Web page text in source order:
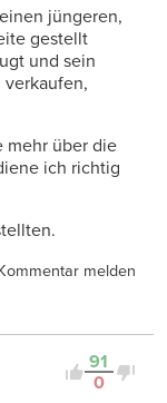
jüngeren,
gestellt
und sein
mehr über die
ich richtig
melden
91
0